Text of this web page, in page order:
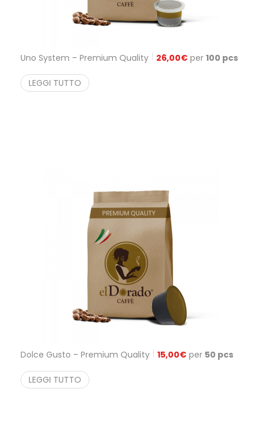
Uno System – Premium Quality 26,00€ per 100 pcs
LEGGI TUTTO
Dolce Gusto – Premium Quality 15,00€ per 50 pcs
LEGGI TUTTO